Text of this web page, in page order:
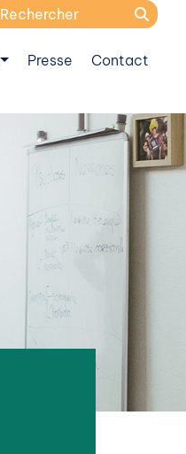
Search
Presse Contact